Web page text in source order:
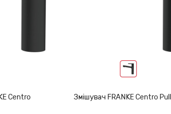
Centro Змішувач FRANKE Centro